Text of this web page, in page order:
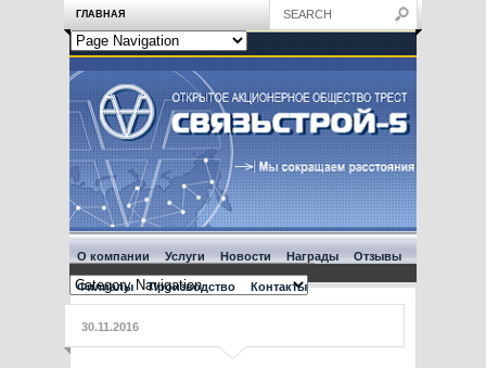
ГЛАВНАЯ
О компании Услуги Новости Награды Отзывы
Филиалы Производство Контакты
30.11.2016